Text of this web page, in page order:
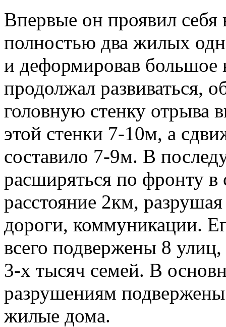
Впервые он проявил себя
полностью два жилых
и деформировав большое
продолжал развиваться,
головную стенку отрыва
этой стенки 7-10м, а
составило 7-9м. В
расширяться по фронту в
расстояние 2км,
дороги, коммуникации.
всего подвержены 8
3-х тысяч семей. В
разрушениям
жилые дома.